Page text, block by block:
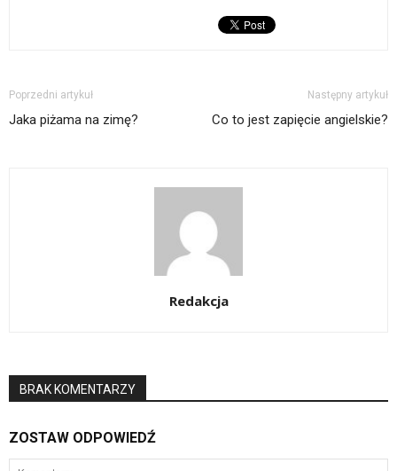
Poprzedni artykuł
Jaka piżama na zimę?
Następny artykuł
Co to jest zapięcie angielskie?
Redakcja
BRAK KOMENTARZY
ZOSTAW ODPOWIEDŹ